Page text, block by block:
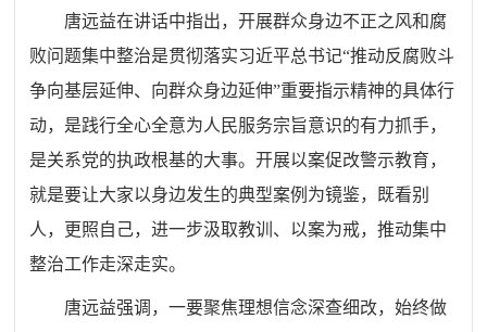
唐远益在讲话中指出，开展群众身边不正之风和腐
败问题集中整治是贯彻落实习近平总书记“推动反腐败斗
争向基层延伸、向群众身边延伸”重要指示精神的具体行
动，是践行全心全意为人民服务宗旨意识的有力抓手，
是关系党的执政根基的大事。开展以案促改警示教育，
就是要让大家以身边发生的典型案例为镜鉴，既看别
人，更照自己，进一步汲取教训、以案为戒，推动集中
整治工作走深走实。
唐远益强调，一要聚焦理想信念深查细改，始终做